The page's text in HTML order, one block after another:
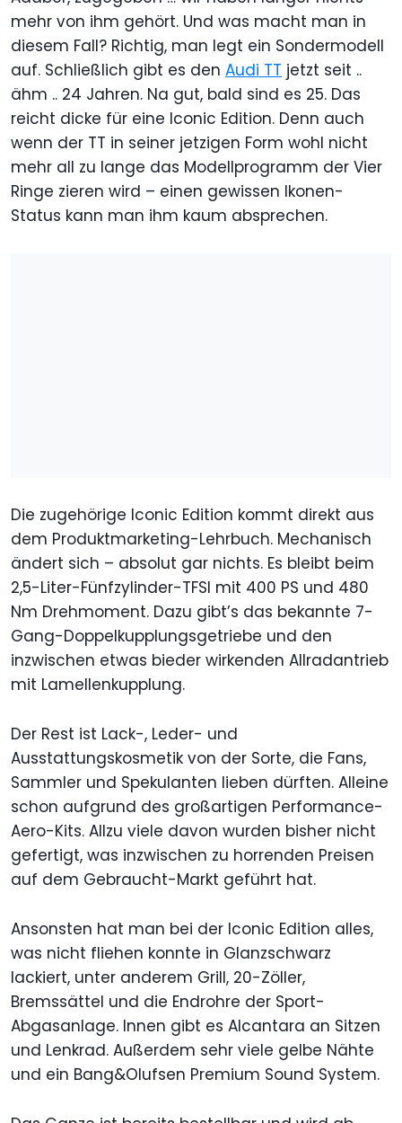
mehr von ihm gehört. Und was macht man in
diesem Fall? Richtig, man legt ein Sondermodell
auf. Schließlich gibt es den Audi TT jetzt seit ..
ähm .. 24 Jahren. Na gut, bald sind es 25. Das
reicht dicke für eine Iconic Edition. Denn auch
wenn der TT in seiner jetzigen Form wohl nicht
mehr all zu lange das Modellprogramm der Vier
Ringe zieren wird – einen gewissen Ikonen-
Status kann man ihm kaum absprechen.
Die zugehörige Iconic Edition kommt direkt aus
dem Produktmarketing-Lehrbuch. Mechanisch
ändert sich – absolut gar nichts. Es bleibt beim
2,5-Liter-Fünfzylinder-TFSI mit 400 PS und 480
Nm Drehmoment. Dazu gibt’s das bekannte 7-
Gang-Doppelkupplungsgetriebe und den
inzwischen etwas bieder wirkenden Allradantrieb
mit Lamellenkupplung.
Der Rest ist Lack-, Leder- und
Ausstattungskosmetik von der Sorte, die Fans,
Sammler und Spekulanten lieben dürften. Alleine
schon aufgrund des großartigen Performance-
Aero-Kits. Allzu viele davon wurden bisher nicht
gefertigt, was inzwischen zu horrenden Preisen
auf dem Gebraucht-Markt geführt hat.
Ansonsten hat man bei der Iconic Edition alles,
was nicht fliehen konnte in Glanzschwarz
lackiert, unter anderem Grill, 20-Zöller,
Bremssättel und die Endrohre der Sport-
Abgasanlage. Innen gibt es Alcantara an Sitzen
und Lenkrad. Außerdem sehr viele gelbe Nähte
und ein Bang&Olufsen Premium Sound System.